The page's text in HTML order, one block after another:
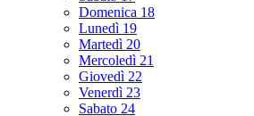
Domenica 18
Lunedì 19
Martedì 20
Mercoledì 21
Giovedì 22
Venerdì 23
Sabato 24